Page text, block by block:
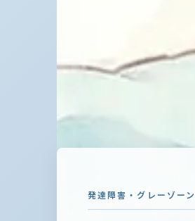
発達障害・グレーゾー